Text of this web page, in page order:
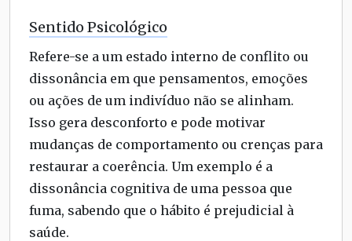
Sentido Psicológico
Refere-se a um estado interno de conflito ou
dissonância em que pensamentos, emoções
ou ações de um indivíduo não se alinham.
Isso gera desconforto e pode motivar
mudanças de comportamento ou crenças para
restaurar a coerência. Um exemplo é a
dissonância cognitiva de uma pessoa que
fuma, sabendo que o hábito é prejudicial à
saúde.